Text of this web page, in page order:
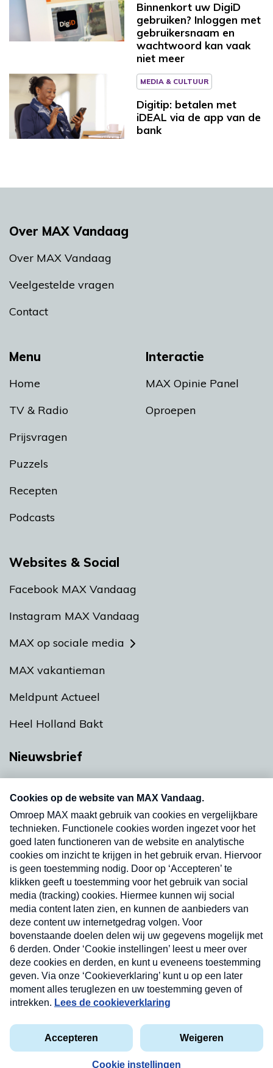
Binnenkort uw DigiD
gebruiken? Inloggen met
gebruikersnaam en
wachtwoord kan vaak
niet meer
MEDIA & CULTUUR
Digitip: betalen met
iDEAL via de app van de
bank
Menu
Home
TV & Radio
Prijsvragen
Puzzels
Recepten
Podcasts
Interactie
MAX Opinie Panel
Oproepen
Over MAX Vandaag
Over MAX Vandaag
Veelgestelde vragen
Contact
Websites & Social
Facebook MAX Vandaag
Instagram MAX Vandaag
MAX op sociale media
MAX vakantieman
Meldpunt Actueel
Heel Holland Bakt
Nieuwsbrief
nieuwsbrief. Elke vrijdag- en dinsdagochtend in
uw mailbox.
Verzend
Privacyverklaring
Cookieverklaring
Kwetsbaarheid melden
Copyright © 2026 MAX Vandaag - Omroep MAX
Nieuwsbrief
Neem hier een gratis abonnement op onze
nieuwsbrief. Elke vrijdag- en dinsdagochtend in uw